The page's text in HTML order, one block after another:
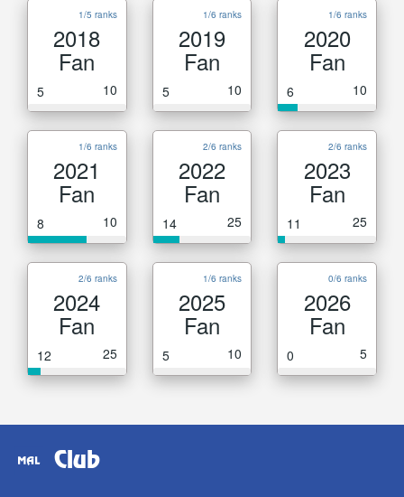
1/5 ranks
2018
Fan
5 10
1/6 ranks
2019
Fan
5 10
1/6 ranks
2020
Fan
6 10
1/6 ranks
2021
Fan
8 10
2/6 ranks
2022
Fan
14 25
2/6 ranks
2023
Fan
11 25
2/6 ranks
2024
Fan
12 25
1/6 ranks
2025
Fan
5 10
0/6 ranks
2026
Fan
0 5
Club